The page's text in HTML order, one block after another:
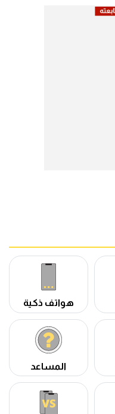
هواتف ذكية
المساعد